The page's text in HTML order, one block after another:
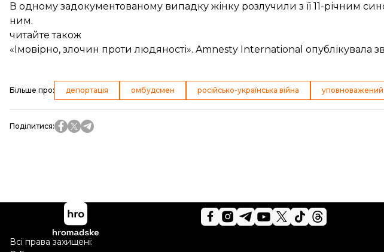
В одному задокументованому випадку жінку розлучили з її 11-річним
ним.
читайте також
«Імовірно, злочин проти людяності». Amnesty International опублікувала
Більше про: депортація омбудсмен російсько-українська війна
Поділитися:
Всі права захищені: